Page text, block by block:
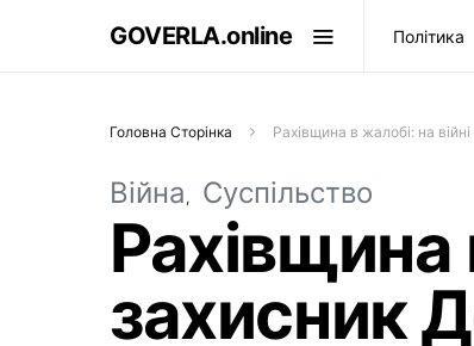
GOVERLA.online Політика
Головна Сторінка Рахівщина в жалобі: на
Війна Суспільство
Рахівщина
захисник